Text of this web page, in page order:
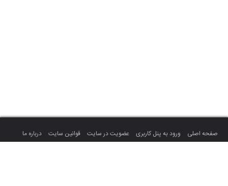
صفحه اصلی ورود به پنل کاربری عضویت در سایت قوانین سایت
درباره ما